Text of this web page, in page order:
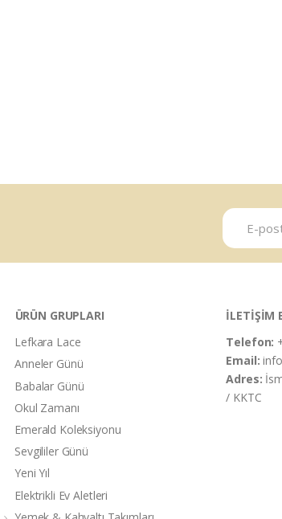
ÜRÜN GRUPLARI
Lefkara Lace
Anneler Günü
Babalar Günü
Okul Zamanı
Emerald Koleksiyonu
Sevgililer Günü
Yeni Yıl
Elektrikli Ev Aletleri
İLETİŞİM
Telefon:
Email:
Adres:
/ KKTC